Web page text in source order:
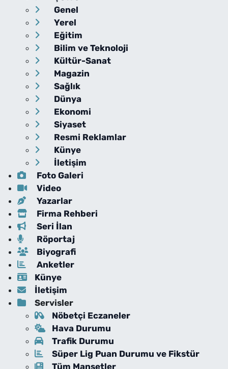
Genel
Yerel
Eğitim
Bilim ve Teknoloji
Kültür-Sanat
Magazin
Sağlık
Dünya
Ekonomi
Siyaset
Resmi Reklamlar
Künye
İletişim
Foto Galeri
Video
Yazarlar
Firma Rehberi
Seri İlan
Röportaj
Biyografi
Anketler
Künye
İletişim
Servisler
Nöbetçi Eczaneler
Hava Durumu
Trafik Durumu
Süper Lig Puan Durumu ve Fikstür
Tüm Manşetler